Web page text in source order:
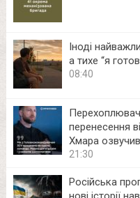
Іноді
а тихе “я
08:40
перенесення
Хмара
21:30
Російська